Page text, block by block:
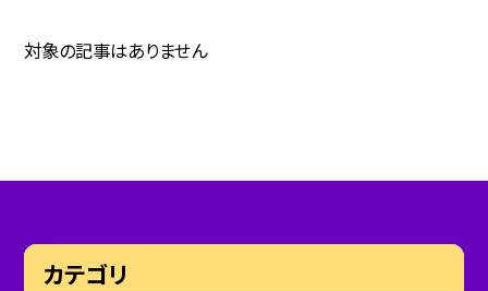
対象の記事はありません
カテゴリ